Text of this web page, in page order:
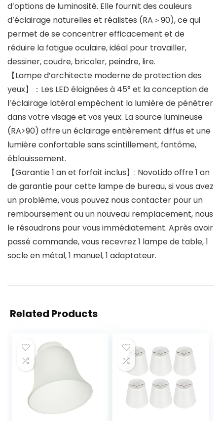
d’options de luminosité. Elle fournit des couleurs
d’éclairage naturelles et réalistes (RA＞90), ce qui
permet de se concentrer efficacement et de
réduire la fatigue oculaire, idéal pour travailler,
dessiner, coudre, bricoler, peindre, lire.
【Lampe d’architecte moderne de protection des
yeux】：Les LED éloignées à 45° et la conception de
l’éclairage latéral empêchent la lumière de pénétrer
dans votre visage et vos yeux. La source lumineuse
(RA>90) offre un éclairage entièrement diffus et une
lumière confortable sans scintillement, fantôme,
éblouissement.
【Garantie 1 an et forfait inclus】: NovoLido offre 1 an
de garantie pour cette lampe de bureau, si vous avez
un problème, vous pouvez nous contacter pour un
remboursement ou un nouveau remplacement, nous
le résoudrons pour vous immédiatement. Après avoir
passé commande, vous recevrez 1 lampe de table, 1
socle en métal, 1 manuel, 1 adaptateur.
Related Products